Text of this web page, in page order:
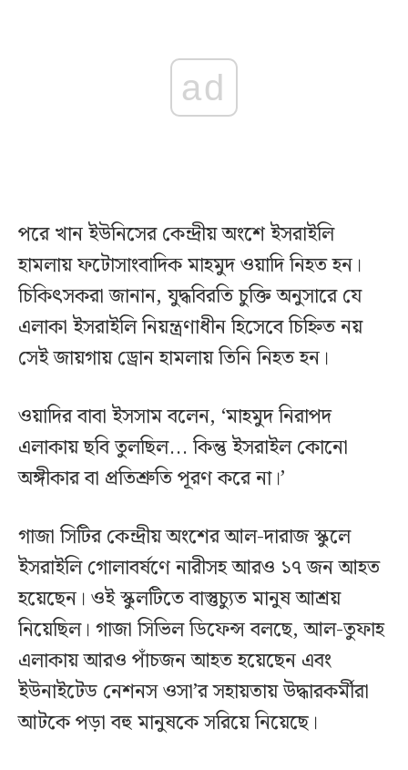
ad
পরে খান ইউনিসের কেন্দ্রীয় অংশে ইসরাইলি
হামলায় ফটোসাংবাদিক মাহমুদ ওয়াদি নিহত হন।
চিকিৎসকরা জানান, যুদ্ধবিরতি চুক্তি অনুসারে যে
এলাকা ইসরাইলি নিয়ন্ত্রণাধীন হিসেবে চিহ্নিত নয়
সেই জায়গায় ড্রোন হামলায় তিনি নিহত হন।
ওয়াদির বাবা ইসসাম বলেন, ‘মাহমুদ নিরাপদ
এলাকায় ছবি তুলছিল... কিন্তু ইসরাইল কোনো
অঙ্গীকার বা প্রতিশ্রুতি পূরণ করে না।’
গাজা সিটির কেন্দ্রীয় অংশের আল-দারাজ স্কুলে
ইসরাইলি গোলাবর্ষণে নারীসহ আরও ১৭ জন আহত
হয়েছেন। ওই স্কুলটিতে বাস্তুচ্যুত মানুষ আশ্রয়
নিয়েছিল। গাজা সিভিল ডিফেন্স বলছে, আল-তুফাহ
এলাকায় আরও পাঁচজন আহত হয়েছেন এবং
ইউনাইটেড নেশনস ওসা’র সহায়তায় উদ্ধারকর্মীরা
আটকে পড়া বহু মানুষকে সরিয়ে নিয়েছে।